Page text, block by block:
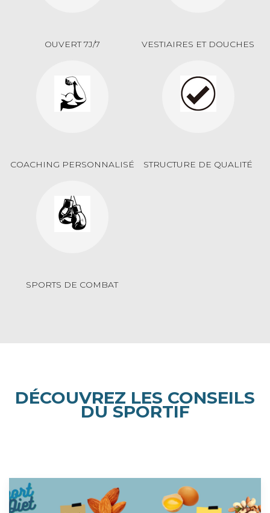
OUVERT 7J/7 VESTIAIRES ET DOUCHES
COACHING PERSONNALISÉ STRUCTURE DE QUALITÉ
SPORTS DE COMBAT
DÉCOUVREZ LES CONSEILS
DU SPORTIF